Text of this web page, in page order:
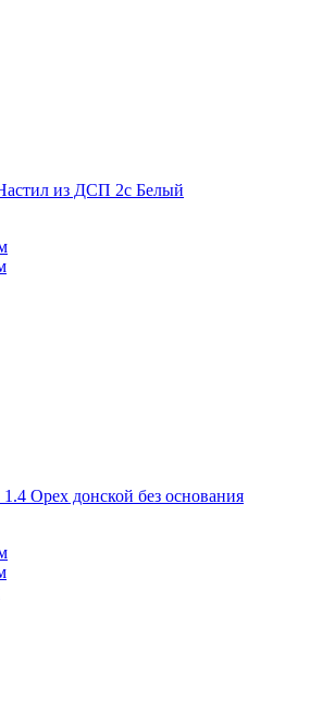
из ДСП 2с Белый
Орех донской без основания